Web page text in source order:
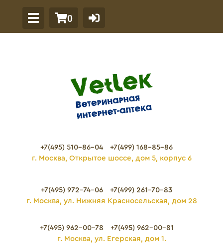
0
+7(495) 510-86-04
+7(499) 168-85-86
г. Москва, Открытое шоссе, дом 5, корпус 6
+7(495) 972-74-06
+7(499) 261-70-83
г. Москва, ул. Нижняя Красносельская, дом 28
+7(495) 962-00-78
+7(495) 962-00-81
г. Москва, ул. Егерская, дом 1.